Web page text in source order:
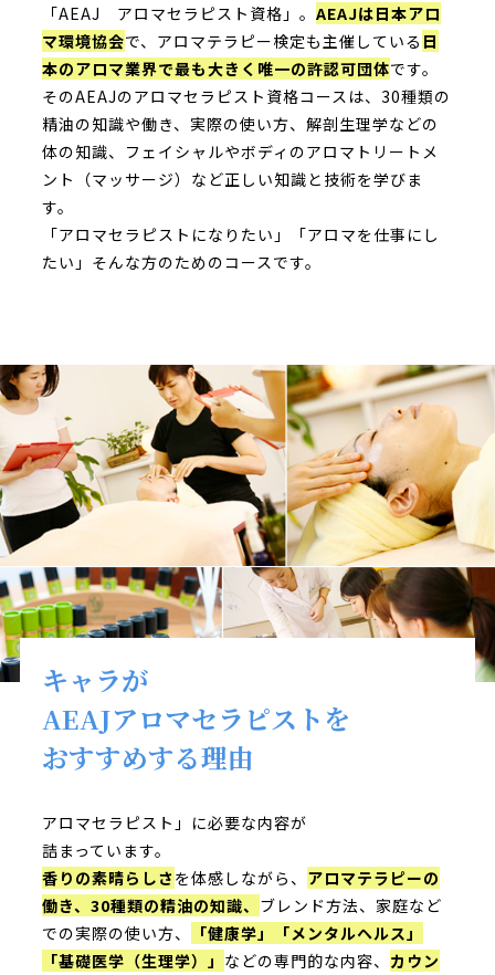
「AEAJ アロマセラピスト資格」。 AEAJは日本アロ
マ環境協会で、アロマテラピー検定も主催している 日
本のアロマ業界で最も大きく唯一の許認可団体です。
そのAEAJのアロマセラピスト資格コースは、30種類の
精油の知識や働き、実際の使い方、解剖生理学などの
体の知識、フェイシャルやボディのアロマトリートメ
ント（マッサージ）など正しい知識と技術を学びま
す。
「アロマセラピストになりたい」「アロマを仕事にし
たい」そんな方のためのコースです。
キャラが
AEAJアロマセラピストを
おすすめする理由
アロマセラピスト」に必要な内容が
詰まっています。
香りの素晴らしさ を体感しながら、 アロマテラピーの
働き、30種類の精油の知識、 ブレンド方法、家庭など
での実際の使い方、
「健康学」「メンタルヘルス」
「基礎医学（生理学）」 などの専門的な内容、 カウン